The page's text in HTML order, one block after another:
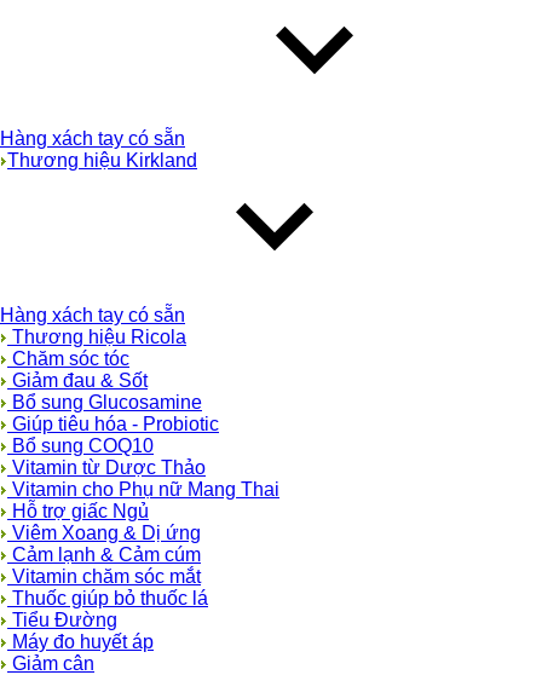
Hàng xách tay có sẵn
Thương hiệu Kirkland
Hàng xách tay có sẵn
Thương hiệu Ricola
Chăm sóc tóc
Giảm đau & Sốt
Bổ sung Glucosamine
Giúp tiêu hóa - Probiotic
Bổ sung COQ10
Vitamin từ Dược Thảo
Vitamin cho Phụ nữ Mang Thai
Hỗ trợ giấc Ngủ
Viêm Xoang & Dị ứng
Cảm lạnh & Cảm cúm
Vitamin chăm sóc mắt
Thuốc giúp bỏ thuốc lá
Tiểu Đường
Máy đo huyết áp
Giảm cân